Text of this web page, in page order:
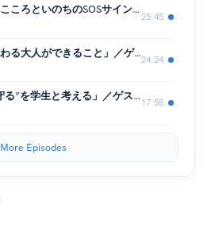
#04「気づいて こころといのちのSOSサイン」／ゲスト：山梨県いのちのセーフティネット連絡協議会会長、精神科病院「HANAZONOホスピタル」院長の山角駿さん
25:45
#03「子どもに関わる大人ができること」／ゲスト：山梨県総合教育センター所長の佐野修さん
24:24
#02「“いのちを守る”を学生と考える」／ゲスト：山梨学院大学の山田奈々絵さん・渡邉瑠衣さん
17:58
More Episodes